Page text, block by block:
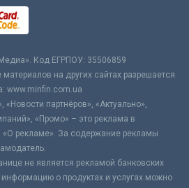
Код ЕГРПОУ: 35506859
на других сайтах разрешается
www.minfin.com.ua
партнёров», «Актуально»,
«Промо» – это реклама в
рекламе». За содержание рекламы
не является рекламой банковских
о продуктах и услугах можно